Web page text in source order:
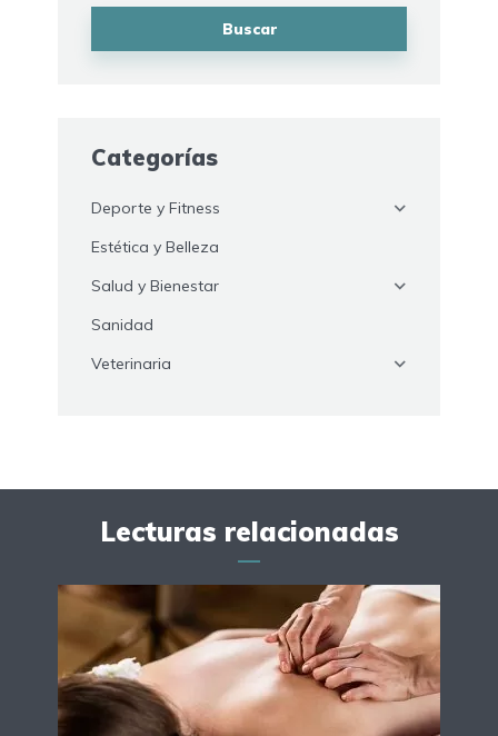
Buscar
Categorías
Deporte y Fitness
Estética y Belleza
Salud y Bienestar
Sanidad
Veterinaria
Lecturas relacionadas